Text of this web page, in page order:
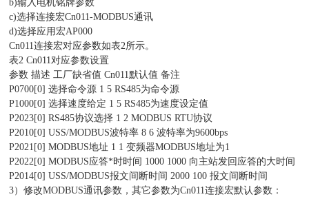
b)输入电机铭牌参数
c)选择连接宏Cn011-MODBUS通讯
d)选择应用宏AP000
Cn011连接宏对应参数如表2所示。
表2 Cn011对应参数设置
参数 描述 工厂缺省值 Cn011默认值 备注
P0700[0] 选择命令源 1 5 RS485为命令源
P1000[0] 选择速度给定 1 5 RS485为速度设定值
P2023[0] RS485协议选择 1 2 MODBUS RTU协议
P2010[0] USS/MODBUS波特率 8 6 波特率为9600bps
P2021[0] MODBUS地址 1 1 变频器MODBUS地址为1
P2022[0] MODBUS应答*时时间 1000 1000 向主站发回应答的大时间
P2014[0] USS/MODBUS报文间断时间 2000 100 报文间断时间
3）修改MODBUS通讯参数，其它参数为Cn011连接宏默认参数：